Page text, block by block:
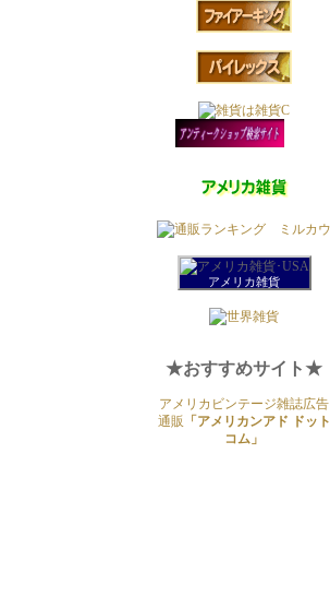
アメリカ雑貨
★おすすめサイト★
アメリカビンテージ雑誌広告
通販
「アメリカンアド ドット
コム」